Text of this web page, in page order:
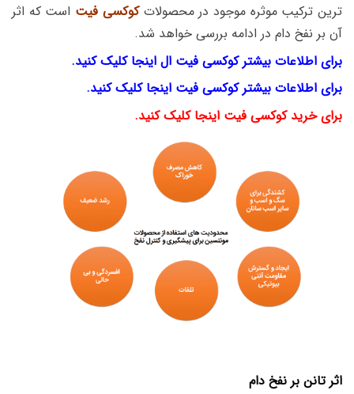
ترین ترکیب موثره موجود در محصولاتکوکسی فیت است که اثر
آن بر نفخ دام در ادامه بررسی خواهد شد.
برای اطلاعات بیشتر کوکسی فیت ال اینجا کلیک کنید.
برای اطلاعات بیشتر کوکسی فیت اینجا کلیک کنید.
برای خرید کوکسی فیت اینجا کلیک کنید.
اثر تانن بر نفخ دام